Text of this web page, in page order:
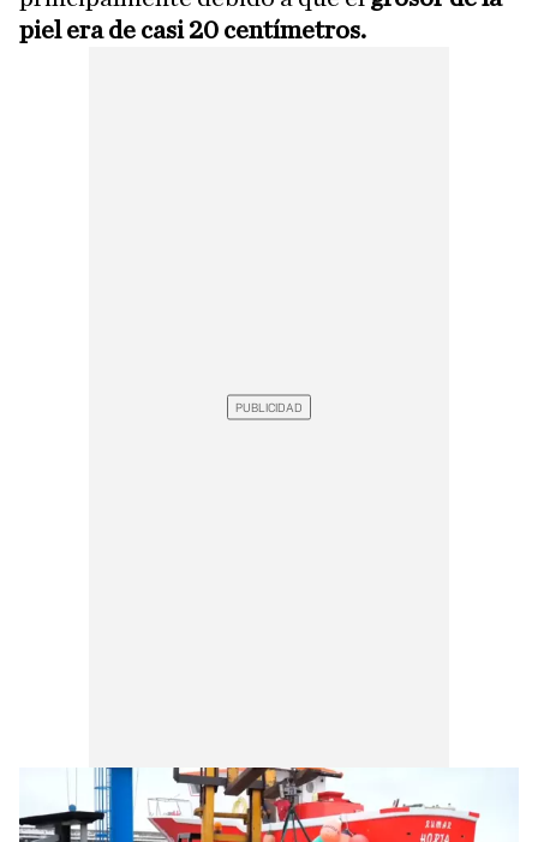
piel era de casi 20 centímetros.